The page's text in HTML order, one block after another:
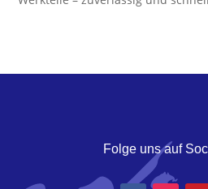
Folge uns auf